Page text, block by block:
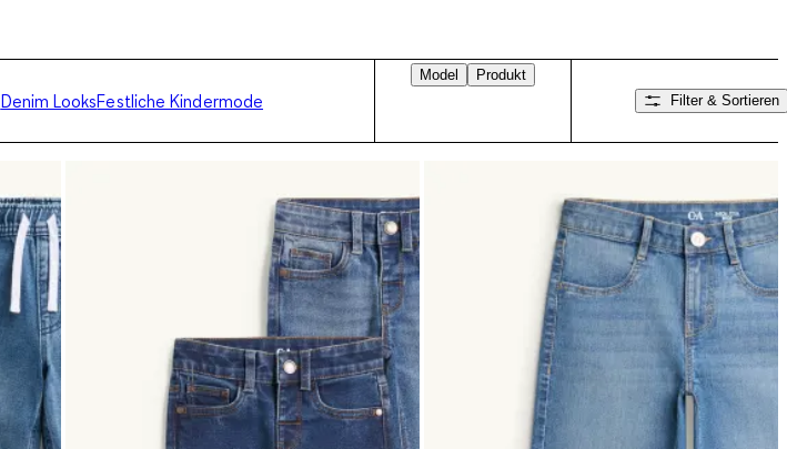
Denim LooksFestliche Kindermode
Model
Produkt
Filter & Sortieren